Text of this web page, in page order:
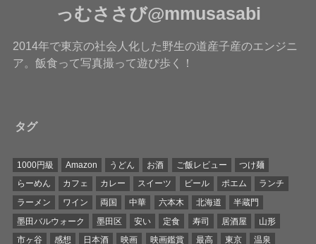
っむささび@mmusasabi
2014年で東京の社会人化した野生の道産子産のエンジニ
ア。飯食って写真撮って遊び歩く！
タグ
1000円級 Amazon うどん お酒 ご飯レビュー
つけ麺
らーめん
カフェ カレー スイーツ ビール ポエム
ランチ
ラーメン
ワイン 両国 中華 六本木 北海道
半蔵門
墨田バルウォーク
墨田区 安い 定食 寿司 居酒屋
山形
市ヶ谷
感想 日本酒 映画 映画鑑賞 最高 東京 温泉